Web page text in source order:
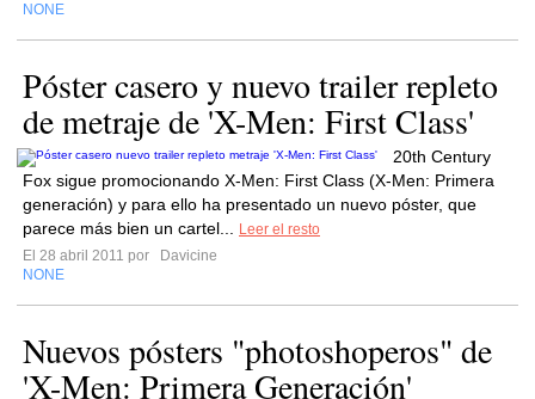
NONE
Póster casero y nuevo trailer repleto
de metraje de 'X-Men: First Class'
20th Century
Fox sigue promocionando X-Men: First Class (X-Men: Primera
generación) y para ello ha presentado un nuevo póster, que
parece más bien un cartel...
Leer el resto
El 28 abril 2011 por
Davicine
NONE
Nuevos pósters "photoshoperos" de
'X-Men: Primera Generación'